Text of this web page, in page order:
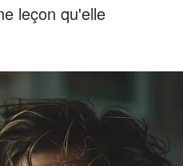
leçon qu'elle